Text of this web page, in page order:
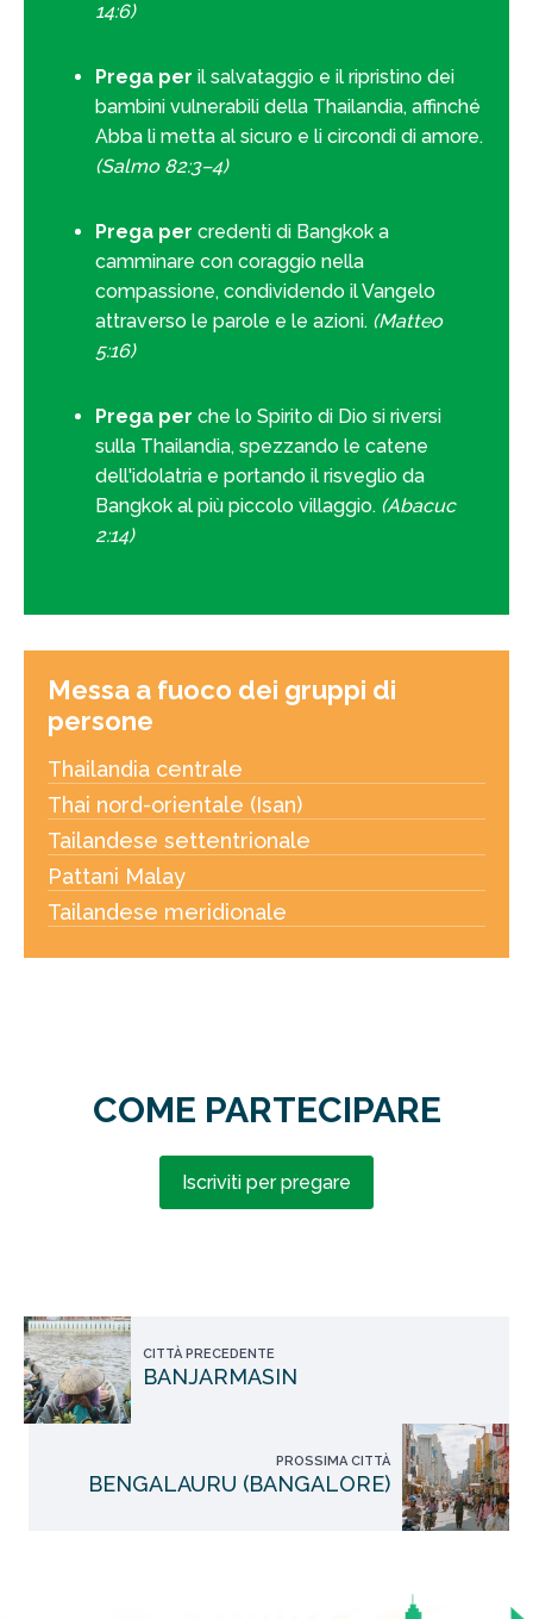
14:6)
Prega per il salvataggio e il ripristino dei
bambini vulnerabili della Thailandia, affinché
Abba li metta al sicuro e li circondi di amore.
(Salmo 82:3–4)
Prega per credenti di Bangkok a
camminare con coraggio nella
compassione, condividendo il Vangelo
attraverso le parole e le azioni. (Matteo
5:16)
Prega per che lo Spirito di Dio si riversi
sulla Thailandia, spezzando le catene
dell'idolatria e portando il risveglio da
Bangkok al più piccolo villaggio. (Abacuc
2:14)
Messa a fuoco dei gruppi di
persone
Thailandia centrale
Thai nord-orientale (Isan)
Tailandese settentrionale
Pattani Malay
Tailandese meridionale
COME PARTECIPARE
Iscriviti per pregare
CITTÀ PRECEDENTE
BANJARMASIN
PROSSIMA CITTÀ
BENGALAURU (BANGALORE)